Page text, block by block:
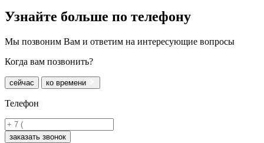
Узнайте больше по телефону
Мы позвоним Вам и ответим на интересующие вопросы
Когда вам позвонить?
сейчас ко времени
Телефон
заказать звонок